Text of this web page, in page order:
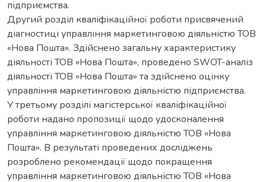
підприємства.
Другий розділ кваліфікаційної роботи присвячений
діагностиці управління маркетинговою діяльністю ТОВ
«Нова Пошта». Здійснено загальну характеристику
діяльності ТОВ «Нова Пошта», проведено SWOT-аналіз
діяльності ТОВ «Нова Пошта» та здійснено оцінку
управління маркетинговою діяльністю підприємства.
У третьому розділі магістерської кваліфікаційної
роботи надано пропозиції щодо удосконалення
управління маркетинговою діяльністю ТОВ «Нова
Пошта». В результаті проведених досліджень
розроблено рекомендації щодо покращення
управління маркетинговою діяльністю ТОВ «Нова